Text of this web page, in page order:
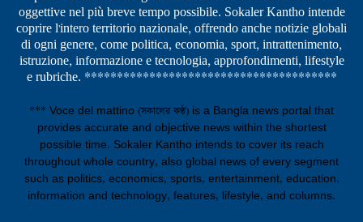
oggettive nel più breve tempo possibile. Sokaler Kantho intende
coprire l'intero territorio nazionale, offrendo anche notizie globali
di ogni genere, come politica, economia, sport, intrattenimento,
istruzione, informazione e tecnologia, approfondimenti, lifestyle
e rubriche. ***************************************
*** Voce del mattino (সকালের কণ্ঠ) is a Bangla news portal that
provides accurate and objective news within the shortest
possible time. Sokaler Kantho intends to cover its reach
throughout whole country, also global news of every segment
such as politics, economics, sports, entertainment, education,
information and technology, features, lifestyle, and columns.